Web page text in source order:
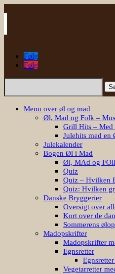
Følg
Følg
Søg
Menu over øl og mad
Øl, Mad og Folk –
Grill Hits – Med
Julehits med en
Julekalender
Bogen Øl i Mad
Øl, MAd og
Quiz
Quiz – Hvilken
Quiz: Hvilken
Danske Bryggerier
Oversigt over
Kort over de
Sommerens
Madopskrifter
Madopskrifter
Egnsretter
Vegetarretter